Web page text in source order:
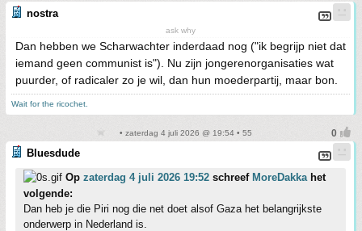
nostra
ask why
Dan hebben we Scharwachter inderdaad nog ("ik begrijp niet dat
iemand geen communist is"). Nu zijn jongerenorganisaties wat
puurder, of radicaler zo je wil, dan hun moederpartij, maar bon.
Wait for the ricochet.
• zaterdag 4 juli 2026 @ 19:54 • 55
Bluesdude
Op zaterdag 4 juli 2026 19:52 schreef MoreDakkahet
volgende:
Dan heb je die Piri nog die net doet alsof Gaza het belangrijkste
onderwerp in Nederland is.